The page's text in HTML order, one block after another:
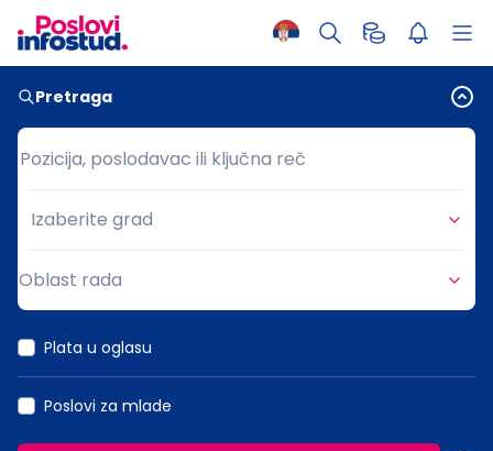
Pretraga
Pozicija, poslodavac ili ključna reč
Pozicija, poslodavac ili ključna reč
Grad
Izaberite grad
Oblast rada
Plata u oglasu
Poslovi za mlade